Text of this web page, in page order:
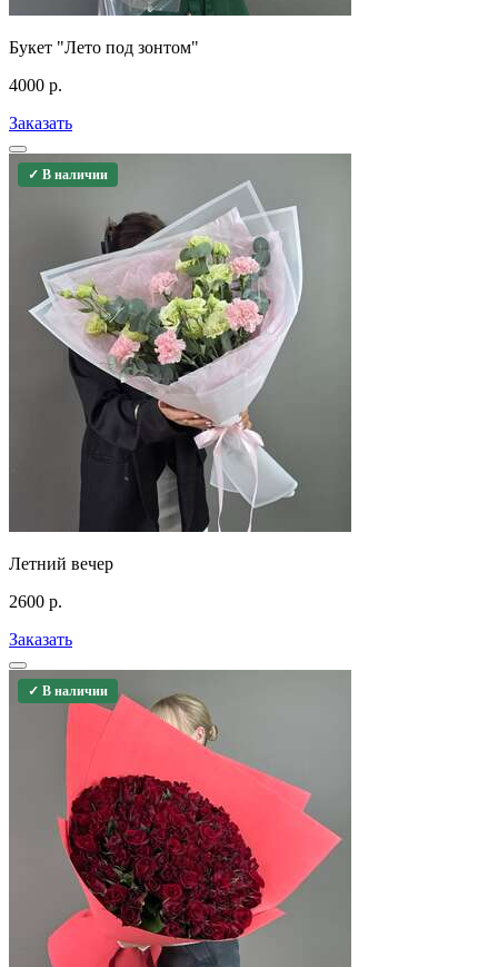
Букет "Лето под зонтом"
4000 р.
Заказать
✓ В наличии
Летний вечер
2600 р.
Заказать
✓ В наличии